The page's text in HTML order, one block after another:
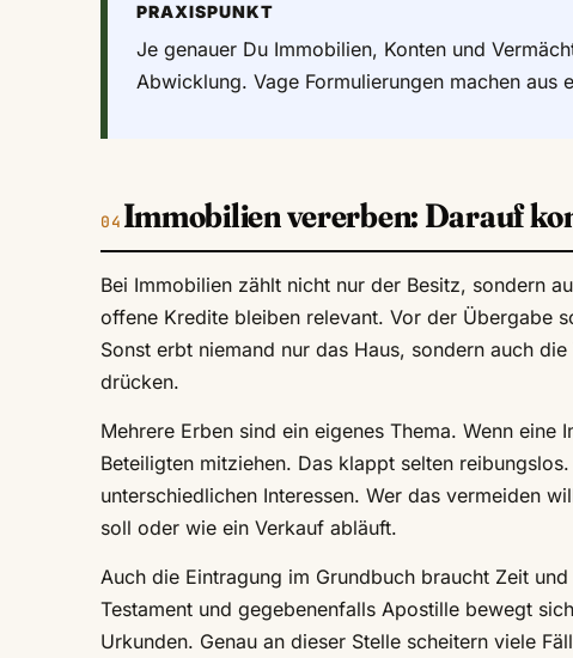
PRAXISPUNKT
Je genauer Du Immobilien, Konten und
Abwicklung. Vage Formulierungen machen aus
Immobilien vererben: Darauf
Bei Immobilien zählt nicht nur der Besitz, sondern
offene Kredite bleiben relevant. Vor der Übergabe
Sonst erbt niemand nur das Haus, sondern auch
drücken.
Mehrere Erben sind ein eigenes Thema. Wenn
Beteiligten mitziehen. Das klappt selten
unterschiedlichen Interessen. Wer das vermeiden
soll oder wie ein Verkauf abläuft.
Auch die Eintragung im Grundbuch braucht Zeit
Testament und gegebenenfalls Apostille bewegt
Urkunden. Genau an dieser Stelle scheitern viele